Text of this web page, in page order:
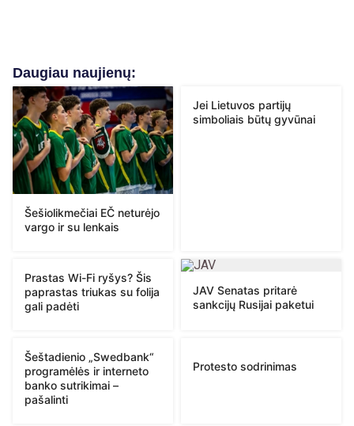
Daugiau naujienų:
Šešiolikmečiai EČ neturėjo
vargo ir su lenkais
Jei Lietuvos partijų
simboliais būtų gyvūnai
Prastas Wi-Fi ryšys? Šis
paprastas triukas su folija
gali padėti
JAV Senatas pritarė
sankcijų Rusijai paketui
Šeštadienio „Swedbank“
programėlės ir interneto
banko sutrikimai –
pašalinti
Protesto sodrinimas